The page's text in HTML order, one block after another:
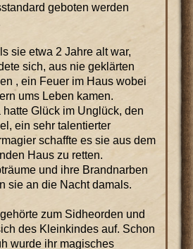
geboten werden
sie etwa 2 Jahre alt war,
sich, aus nie geklärten
, ein Feuer im Haus wobei
ums Leben kamen.
hatte Glück im Unglück, den
ein sehr talentierter
schaffte es sie aus dem
Haus zu retten.
und ihre Brandnarben
sie an die Nacht damals.
zum Sidheorden und
des Kleinkindes auf. Schon
wurde ihr magisches